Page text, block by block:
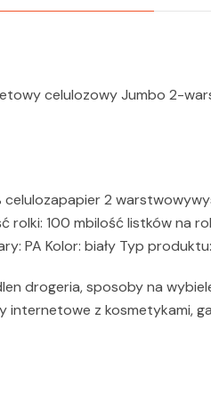
celulozowy Jumbo 2-
celulozapapier 2
rolki: 100 mbilość listków na
PA Kolor: biały Typ
drogeria, sposoby na
internetowe z kosmetykami,